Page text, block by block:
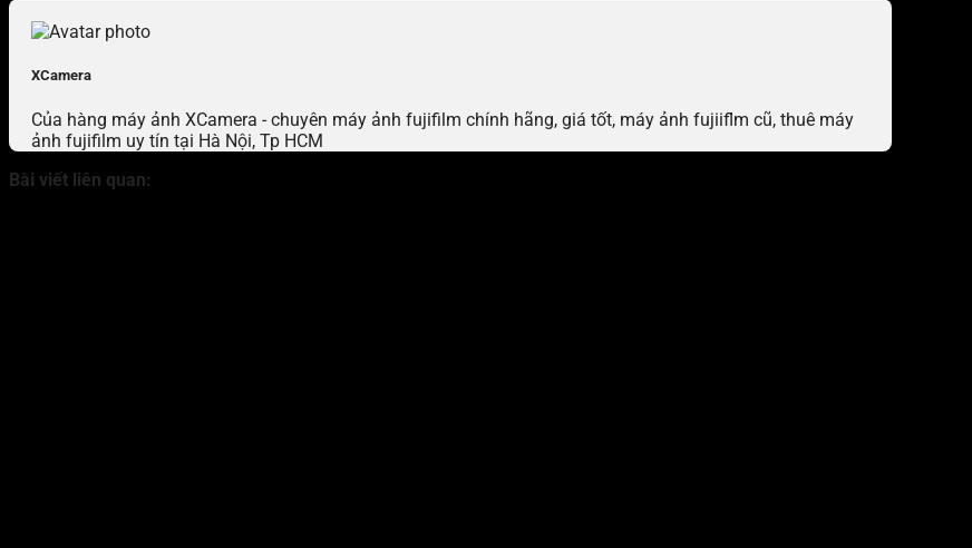
XCamera
Của hàng máy ảnh XCamera - chuyên máy ảnh fujifilm chính hãng, giá tốt, máy ảnh fujiiflm cũ, thuê máy
ảnh fujifilm uy tín tại Hà Nội, Tp HCM
Bài viết liên quan: